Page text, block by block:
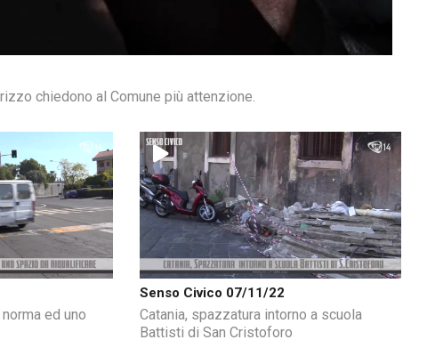
chiedono al Comune più attenzione.
ed uno
Senso Civico 07/11/22
Catania, spazzatura intorno a scuola
Battisti di San Cristoforo